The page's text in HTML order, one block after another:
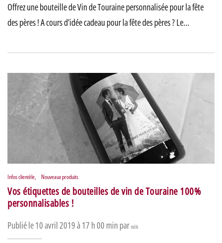
Offrez une bouteille de Vin de Touraine personnalisée pour la fête
des pères ! A cours d’idée cadeau pour la fête des pères ? Le…
Infos clientèle, Nouveaux produits
Vos étiquettes de bouteilles de vin de Touraine 100%
personnalisables !
Publié le 10 avril 2019 à 17 h 00 min parozis